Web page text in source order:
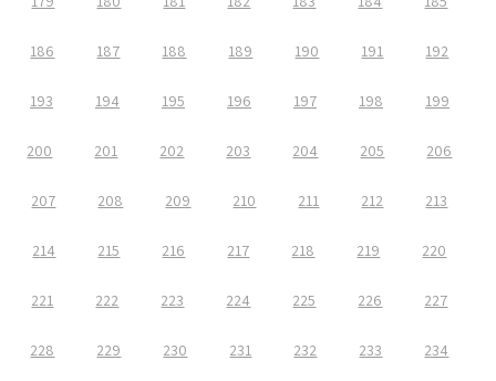
186 187 188 189 190 191 192
193 194 195 196 197 198 199
200 201 202 203 204 205 206
207 208 209 210 211 212 213
214 215 216 217 218 219 220
221 222 223 224 225 226 227
228 229 230 231 232 233 234